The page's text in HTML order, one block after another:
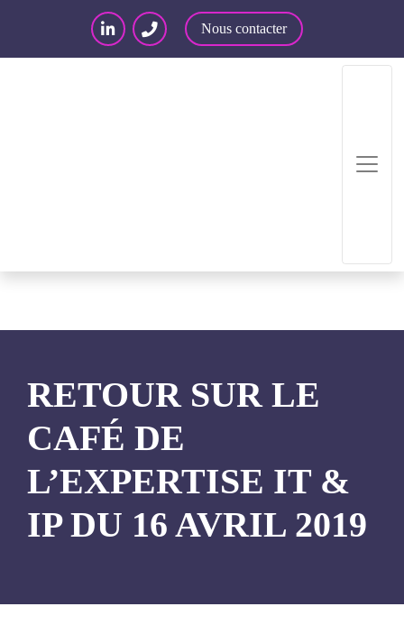
Nous contacter
RETOUR SUR LE
CAFÉ DE
L’EXPERTISE IT &
IP DU 16 AVRIL 2019